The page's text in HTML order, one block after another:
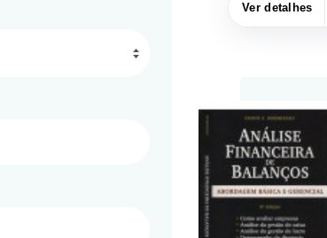
Ver detalhes